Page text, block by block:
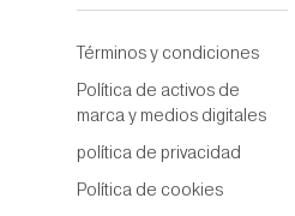
Términos y condiciones
Política de activos de
marca y medios digitales
política de privacidad
Política de cookies